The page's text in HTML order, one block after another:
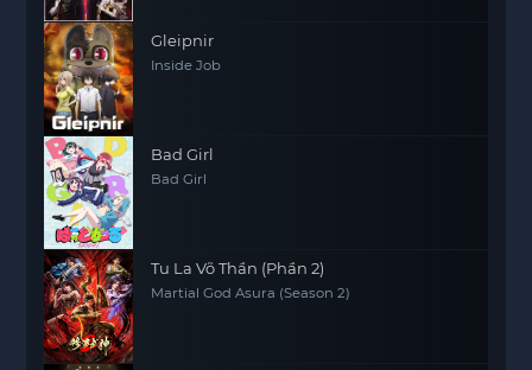
Gleipnir
Inside Job
Bad Girl
Bad Girl
Tu La Võ Thần (Phần 2)
Martial God Asura (Season 2)